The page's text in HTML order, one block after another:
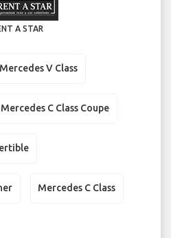
A STAR
Mercedes V Class
Mercedes C Class Coupe
Mercedes C Class